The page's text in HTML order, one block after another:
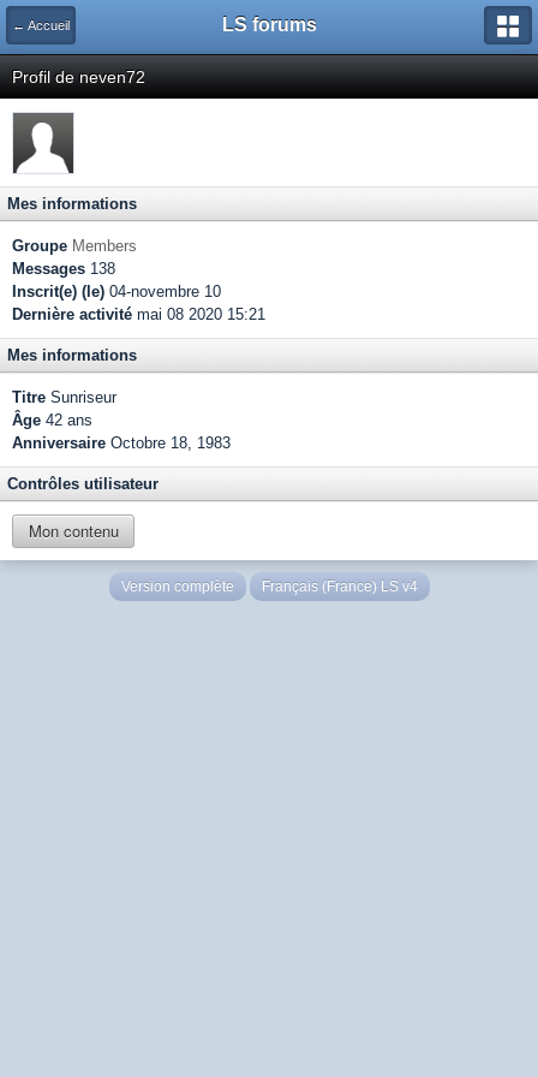
← Accueil LS forums
Profil de neven72
Mes informations
Groupe Members
Messages 138
Inscrit(e) (le) 04-novembre 10
Dernière activité mai 08 2020 15:21
Mes informations
Titre Sunriseur
Âge 42 ans
Anniversaire Octobre 18, 1983
Contrôles utilisateur
Mon contenu
Version complète Français (France) LS v4